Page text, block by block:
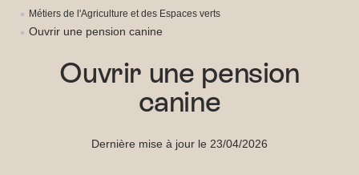
Métiers de l'Agriculture et des Espaces verts
Ouvrir une pension canine
Ouvrir une pension
canine
Dernière mise à jour le 23/04/2026